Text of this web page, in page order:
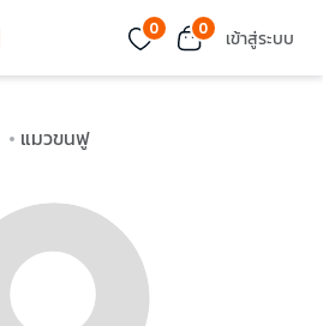
0 0 เข้าสู่ระบบ
แมวขนฟู